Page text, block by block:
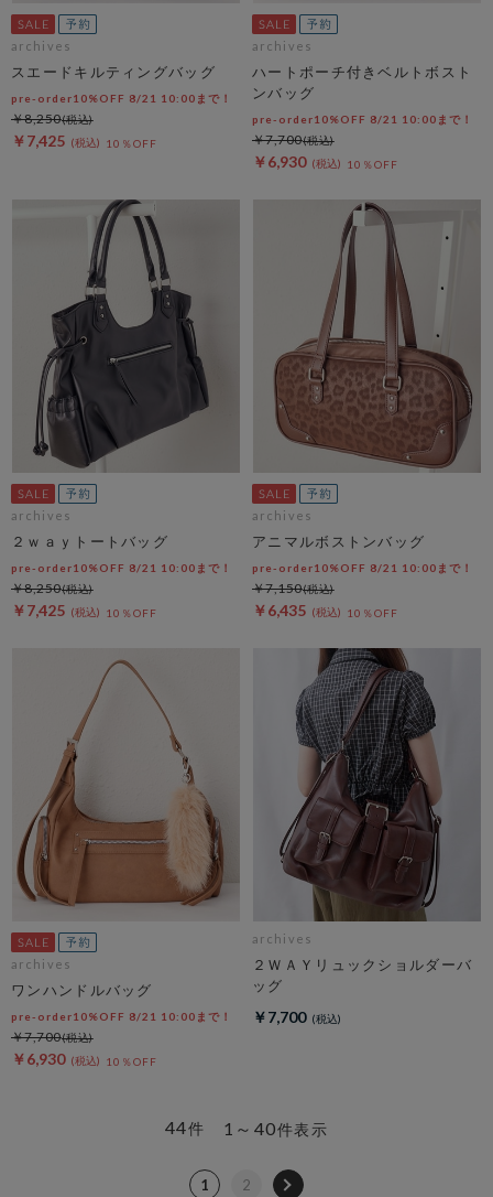
archives
スエードキルティングバッグ
pre-order10%OFF 8/21 10:00まで！
￥7,425 10％OFF
￥8,250
archives
ハートポーチ付きベルトボスト
ンバッグ
pre-order10%OFF 8/21 10:00まで！
￥6,930 10％OFF
￥7,700
archives
２ｗａｙトートバッグ
pre-order10%OFF 8/21 10:00まで！
￥7,425 10％OFF
￥8,250
archives
アニマルボストンバッグ
pre-order10%OFF 8/21 10:00まで！
￥6,435 10％OFF
￥7,150
archives
ワンハンドルバッグ
pre-order10%OFF 8/21 10:00まで！
￥6,930 10％OFF
￥7,700
archives
２ＷＡＹリュックショルダーバ
ッグ
￥7,700
1～40件表示
44件
1 2